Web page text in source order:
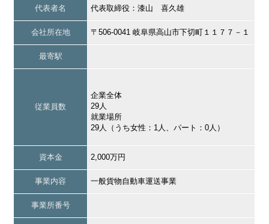
代表者名 代表取締役：漆山 喜久雄
会社所在地 〒506-0041 岐阜県高山市下切町１１７７－１
最寄駅
従業員数
企業全体
29人
就業場所
29人（うち女性：1人、パート：0人）
資本金 2,000万円
事業内容 一般貨物自動車運送事業
事業所番号